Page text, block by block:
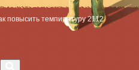
повысить темпиратуру 2112